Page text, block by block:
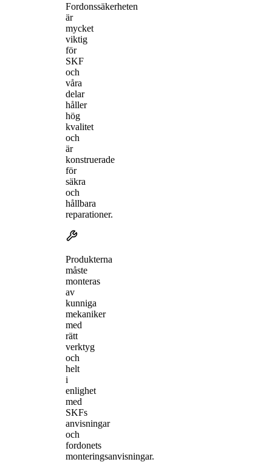
Fordonssäkerheten
är
mycket
viktig
för
SKF
och
våra
delar
håller
hög
kvalitet
och
är
konstruerade
för
säkra
och
hållbara
reparationer.
Produkterna
måste
monteras
av
kunniga
mekaniker
med
rätt
verktyg
och
helt
i
enlighet
med
SKFs
anvisningar
och
fordonets
monteringsanvisningar.